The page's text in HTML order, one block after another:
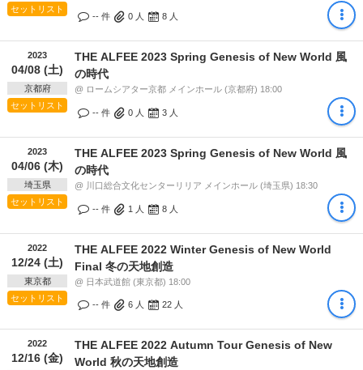
セットリスト
-- 件 0 人 8 人
2023
04/08 (土)
京都府
セットリスト
THE ALFEE 2023 Spring Genesis of New World 風
の時代
@ ロームシアター京都 メインホール (京都府) 18:00
-- 件 0 人 3 人
2023
04/06 (木)
埼玉県
セットリスト
THE ALFEE 2023 Spring Genesis of New World 風
の時代
@ 川口総合文化センターリリア メインホール (埼玉県) 18:30
-- 件 1 人 8 人
2022
12/24 (土)
東京都
セットリスト
THE ALFEE 2022 Winter Genesis of New World
Final 冬の天地創造
@ 日本武道館 (東京都) 18:00
-- 件 6 人 22 人
2022
12/16 (金)
THE ALFEE 2022 Autumn Tour Genesis of New
World 秋の天地創造